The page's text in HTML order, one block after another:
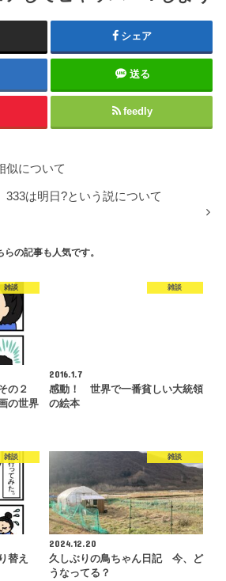
シェア
送る
feedly
似について
333は明日?という説について
らの記事も人気です。
雑談
の２
の世界
雑談
2016.1.7
感動！ 世界で一番貧しい大統領
の絵本
雑談
替え
雑談
2024.12.20
久しぶりの鳥ちゃん日記 今、ど
うなってる？